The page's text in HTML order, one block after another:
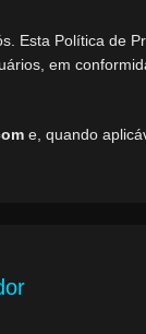
Esta Política de
em
e, quando